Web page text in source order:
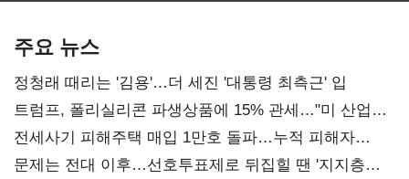
주요 뉴스
정청래 때리는 '김용'…더 세진 '대통령 최측근' 입
트럼프, 폴리실리콘 파생상품에 15% 관세…"미 산업
재건"
전세사기 피해주택 매입 1만호 돌파…누적 피해자
4만278명
문제는 전대 이후…선호투표제로 뒤집힐 땐 '지지층